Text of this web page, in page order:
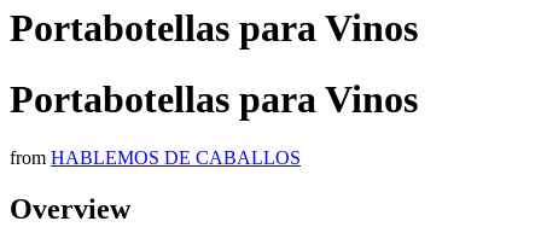
Portabotellas para Vinos
Portabotellas para Vinos
from HABLEMOS DE CABALLOS
Overview